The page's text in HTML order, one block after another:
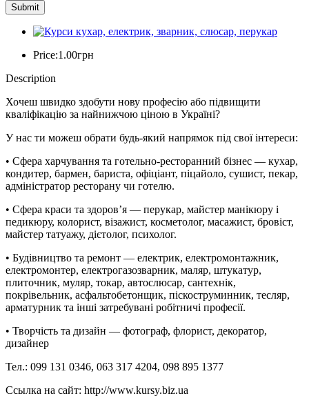
Submit
Price:1.00грн
Description
Хочеш швидко здобути нову професію або підвищити
кваліфікацію за найнижчою ціною в Україні?
У нас ти можеш обрати будь-який напрямок під свої інтереси:
• Сфера харчування та готельно-ресторанний бізнес — кухар,
кондитер, бармен, бариста, офіціант, піцайоло, сушист, пекар,
адміністратор ресторану чи готелю.
• Сфера краси та здоров’я — перукар, майстер манікюру і
педикюру, колорист, візажист, косметолог, масажист, бровіст,
майстер татуажу, дієтолог, психолог.
• Будівництво та ремонт — електрик, електромонтажник,
електромонтер, електрогазозварник, маляр, штукатур,
плиточник, муляр, токар, автослюсар, сантехнік,
покрівельник, асфальтобетонщик, піскоструминник, тесляр,
арматурник та інші затребувані робітничі професії.
• Творчість та дизайн — фотограф, флорист, декоратор,
дизайнер
Тел.: 099 131 0346, 063 317 4204, 098 895 1377
Ссылка на сайт: http://www.kursy.biz.ua